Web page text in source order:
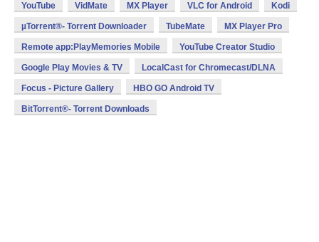
YouTube VidMate MX Player VLC for Android Kodi
µTorrent®- Torrent Downloader TubeMate MX Player Pro
Remote app:PlayMemories Mobile YouTube Creator Studio
Google Play Movies & TV LocalCast for Chromecast/DLNA
Focus - Picture Gallery HBO GO Android TV
BitTorrent®- Torrent Downloads